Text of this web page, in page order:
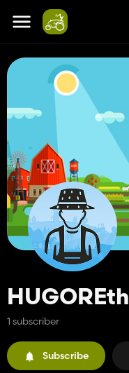
HUGOREth
1 subscriber
Subscribe